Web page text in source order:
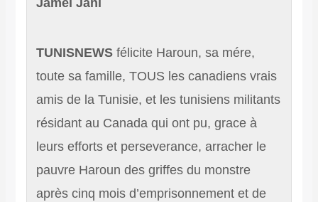
TUNISNEWS félicite Haroun, sa mére,
toute sa famille, TOUS les canadiens
amis de la Tunisie, et les tunisiens
résidant au Canada qui ont pu, grace à
leurs efforts et perseverance, arracher
pauvre Haroun des griffes du monstre
après cinq mois d’emprisonnement et